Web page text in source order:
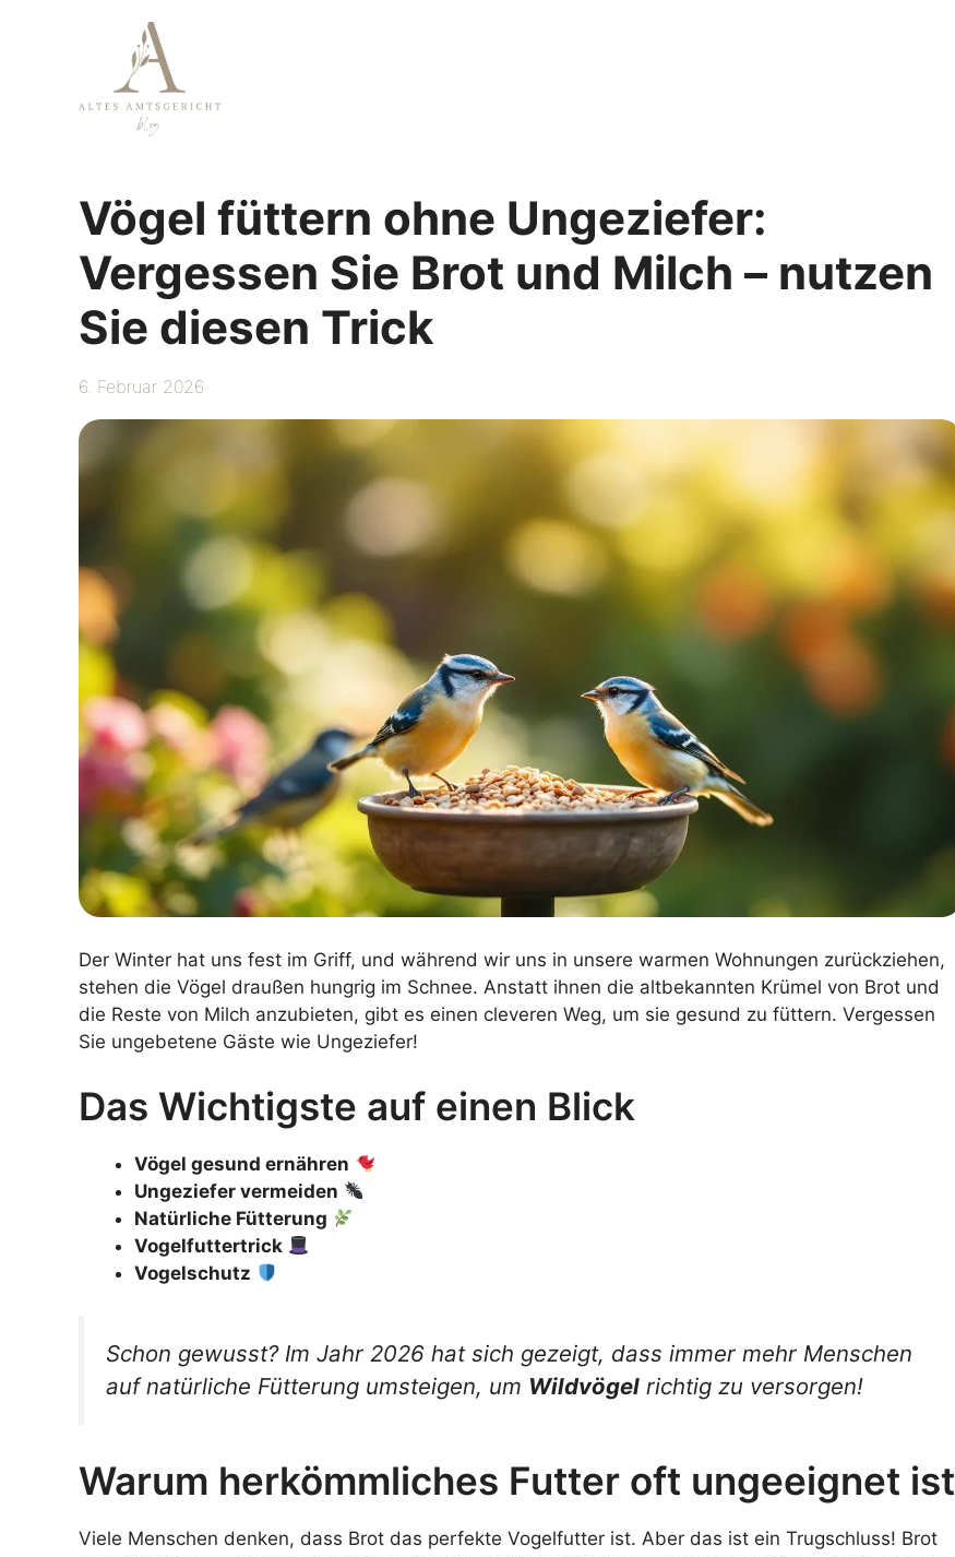
Vögel füttern ohne Ungeziefer:
Vergessen Sie Brot und Milch – nutzen
Sie diesen Trick
6. Februar 2026
Der Winter hat uns fest im Griff, und während wir uns in unsere warmen Wohnungen zurückziehen,
stehen die Vögel draußen hungrig im Schnee. Anstatt ihnen die altbekannten Krümel von Brot und
die Reste von Milch anzubieten, gibt es einen cleveren Weg, um sie gesund zu füttern. Vergessen
Sie ungebetene Gäste wie Ungeziefer!
Das Wichtigste auf einen Blick
Vögel gesund ernähren
Ungeziefer vermeiden
Natürliche Fütterung
Vogelfuttertrick
Vogelschutz
Schon gewusst? Im Jahr 2026 hat sich gezeigt, dass immer mehr Menschen
auf natürliche Fütterung umsteigen, um Wildvögel richtig zu versorgen!
Warum herkömmliches Futter oft ungeeignet ist
Viele Menschen denken, dass Brot das perfekte Vogelfutter ist. Aber das ist ein Trugschluss! Brot